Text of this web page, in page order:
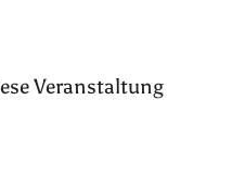
Veranstaltung